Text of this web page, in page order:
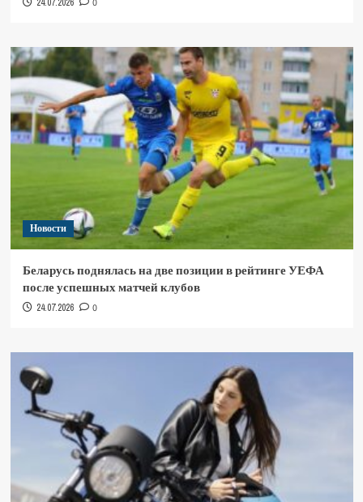
24.07.2026 0
Новости
Беларусь поднялась на две позиции в рейтинге УЕФА
после успешных матчей клубов
24.07.2026 0